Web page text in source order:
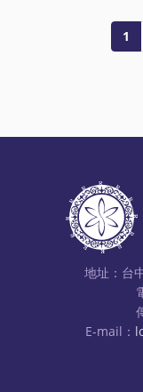
1
地址：台
E-mail：